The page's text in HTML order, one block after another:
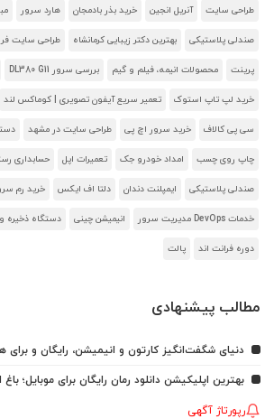
طراحی سایت آنریل انجین خرید بذر بادمجان هارد سرور
صندلی پلاستیکی بهترین دکتر زیبایی کرمانشاه طراحی سایت
پرینت محصولات انیمه، فیلم و گیم بررسی سرور DL380 G11
خرید لپ تاپ استوک تعمیر سریع آیفون تصویری | کوماکس لند
سی پی کالاف خرید سرور اچ پی طراحی سایت در مشهد
چاپ روی چسب امداد خودرو جک تعمیرات اپل حسابداری
صندلی پلاستیکی ایمپلنت دندان دلتا اف ایکس خرید رم
خدمات DevOps مدیریت سرور انیمیشن چینی دستگاه ذخیره
دوره فرانت اند پالت
مطالب پیشنهادی
دنیای شگفت‌انگیز کارتون و انیمیشن، رایگان و
بهترین اپلیکیشن دانلود رمان رایگان برای موبایل؛
رپورتاژ آگهی